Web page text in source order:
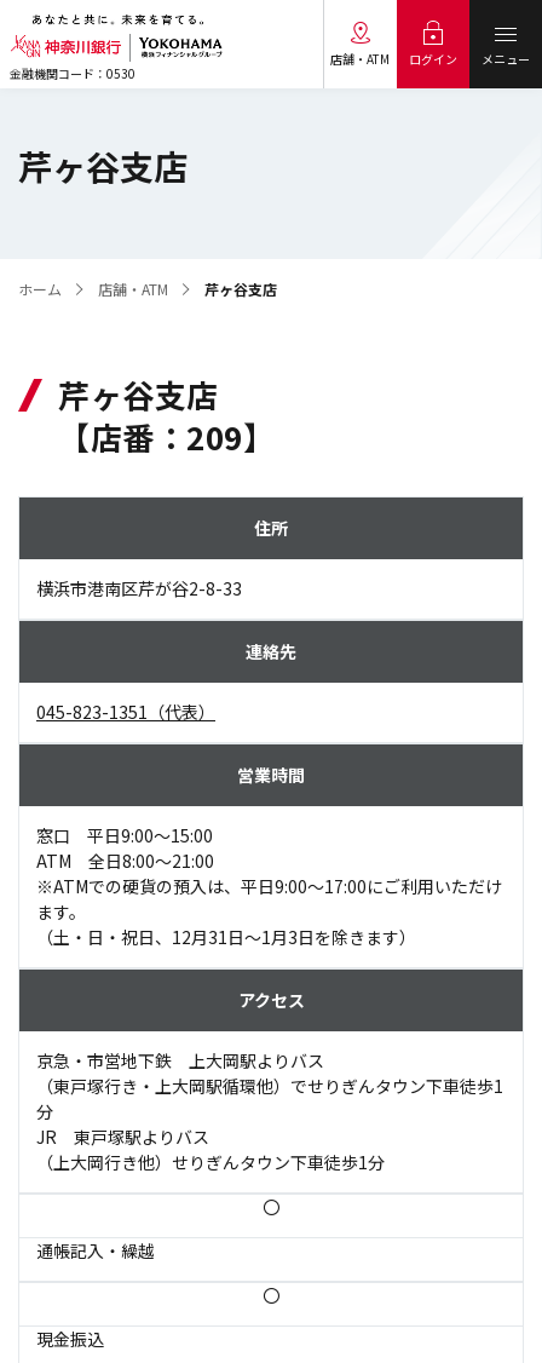
金融機関コード：0530
店舗・ATM ログイン メニュー
芹ヶ谷支店
ホーム 店舗・ATM 芹ヶ谷支店
芹ヶ谷支店
【店番：209】
横浜市港南区芹が谷2-8-33
045-823-1351（代表）
窓口 平日9:00～15:00
ATM 全日8:00～21:00
※ATMでの硬貨の預入は、平日9:00～17:00にご利用いただけ
ます。
（土・日・祝日、12月31日～1月3日を除きます）
京急・市営地下鉄 上大岡駅よりバス
（東戸塚行き・上大岡駅循環他）でせりぎんタウン下車徒歩1
分
JR 東戸塚駅よりバス
（上大岡行き他）せりぎんタウン下車徒歩1分
〇
通帳記入・繰越
〇
現金振込